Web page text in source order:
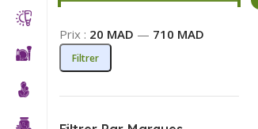
Filtrer
Prix : 20 MAD — 710 MAD